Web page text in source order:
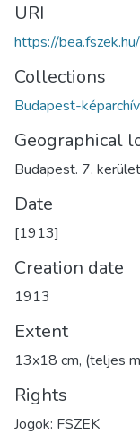
URI
https://
Collections
Budapest-
Geographical
Budapest. 7.
Date
[1913]
Creation date
1913
Extent
13x18 cm, (teljes
Rights
Jogok: FSZEK